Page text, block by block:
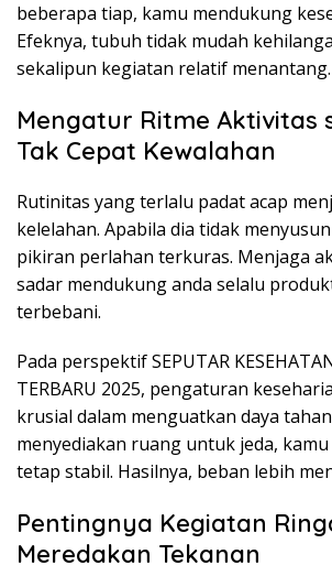
beberapa tiap, kamu mendukung
Efeknya, tubuh tidak mudah
sekalipun kegiatan relatif menantang.
Mengatur Ritme Aktivitas
Tak Cepat Kewalahan
Rutinitas yang terlalu padat acap
kelelahan. Apabila dia tidak
pikiran perlahan terkuras. Menjaga
sadar mendukung anda selalu
terbebani.
Pada perspektif SEPUTAR
TERBARU 2025, pengaturan
krusial dalam menguatkan daya
menyediakan ruang untuk jeda,
tetap stabil. Hasilnya, beban lebih
Pentingnya Kegiatan
Meredakan Tekanan